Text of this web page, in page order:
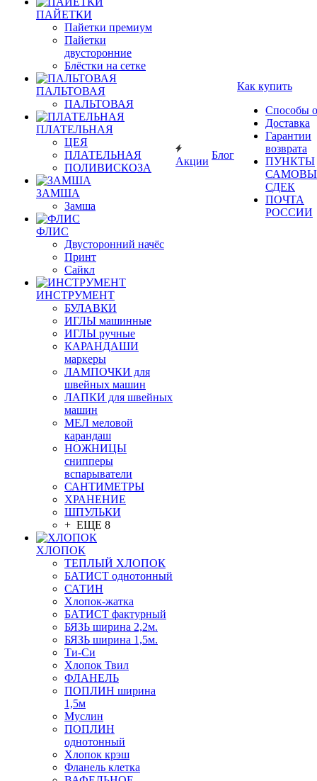
ПАЙЕТКИ
Пайетки премиум
Пайетки
двусторонние
Блёстки на сетке
ПАЛЬТОВАЯ
ПАЛЬТОВАЯ
ПЛАТЕЛЬНАЯ
ЦЕЯ
ПЛАТЕЛЬНАЯ
ПОЛИВИСКОЗА
ЗАМША
Замша
ФЛИС
Двусторонний начёс
Принт
Сайкл
ИНСТРУМЕНТ
БУЛАВКИ
ИГЛЫ машинные
ИГЛЫ ручные
КАРАНДАШИ
маркеры
ЛАМПОЧКИ для
швейных машин
ЛАПКИ для швейных
машин
МЕЛ меловой
карандаш
НОЖНИЦЫ
снипперы
вспарыватели
САНТИМЕТРЫ
ХРАНЕНИЕ
ШПУЛЬКИ
+ ЕЩЕ 8
ХЛОПОК
ТЕПЛЫЙ ХЛОПОК
БАТИСТ однотонный
САТИН
Хлопок-жатка
БАТИСТ фактурный
БЯЗЬ ширина 2,2м.
БЯЗЬ ширина 1,5м.
Ти-Си
Хлопок Твил
ФЛАНЕЛЬ
ПОПЛИН ширина
1,5м
Муслин
ПОПЛИН
однотонный
Хлопок крэш
Фланель клетка
Акции
Блог
Как купить
Способы
Доставка
Гарантии
возврата
ПУНКТЫ
СДЕК
ПОЧТА
РОССИИ